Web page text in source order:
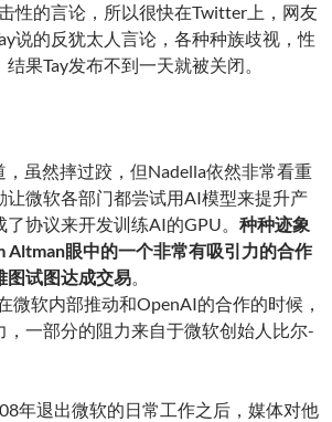
性的言论，所以很快在Twitter上，网友
说的反犹太人言论，各种种族歧视，性
果Tay发布不到一天就被关闭。
虽然摔过跤，但Nadella依然非常看重
让微软各部门都尝试用AI模型来提升产
协议来开发训练AI的GPU。 种种迹象
Altman眼中的一个非常有吸引力的合作
图试图达成交易。
微软内部推动和OpenAI的合作的时候，
，一部分的阻力来自于微软创始人比尔-
年退出微软的日常工作之后，媒体对他